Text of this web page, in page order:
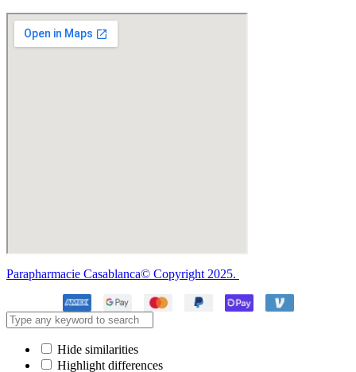
Parapharmacie Casablanca© Copyright 2025.
Hide similarities
Highlight differences